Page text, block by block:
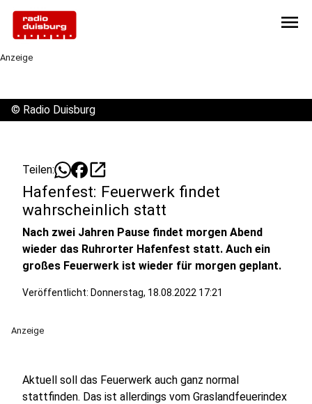
menu
Anzeige
© Radio Duisburg
Teilen: open_in_new
Hafenfest: Feuerwerk findet
wahrscheinlich statt
Nach zwei Jahren Pause findet morgen Abend
wieder das Ruhrorter Hafenfest statt. Auch ein
großes Feuerwerk ist wieder für morgen geplant.
Veröffentlicht: Donnerstag, 18.08.2022 17:21
Anzeige
Aktuell soll das Feuerwerk auch ganz normal
stattfinden. Das ist allerdings vom Graslandfeuerindex